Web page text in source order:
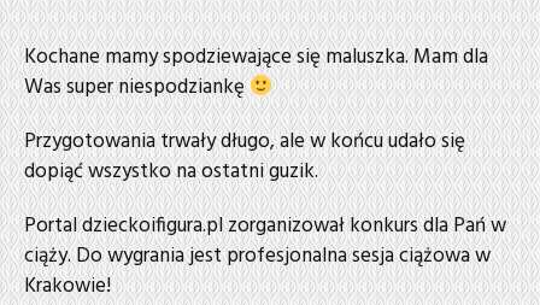
Kochane mamy spodziewające się maluszka. Mam dla
Was super niespodziankę
Przygotowania trwały długo, ale w końcu udało się
dopiąć wszystko na ostatni guzik.
Portal dzieckoifigura.pl zorganizował konkurs dla Pań w
ciąży. Do wygrania jest profesjonalna sesja ciążowa w
Krakowie!